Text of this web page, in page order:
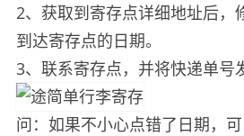
2、获取到寄存点详细地址后，
到达寄存点的日期。
3、联系寄存点，并将快递单号
问：如果不小心点错了日期，